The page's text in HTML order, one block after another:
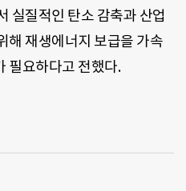
실질적인 탄소 감축과 산업
해 재생에너지 보급을 가속
필요하다고 전했다.